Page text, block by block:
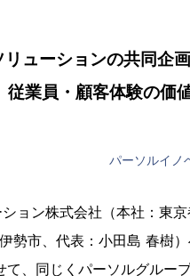
リューションの共同企
業員・顧客体験の価
パーソルイノ
ョン株式会社（本社：東
勢市、代表：小田島 春樹
、同じくパーソルグルー